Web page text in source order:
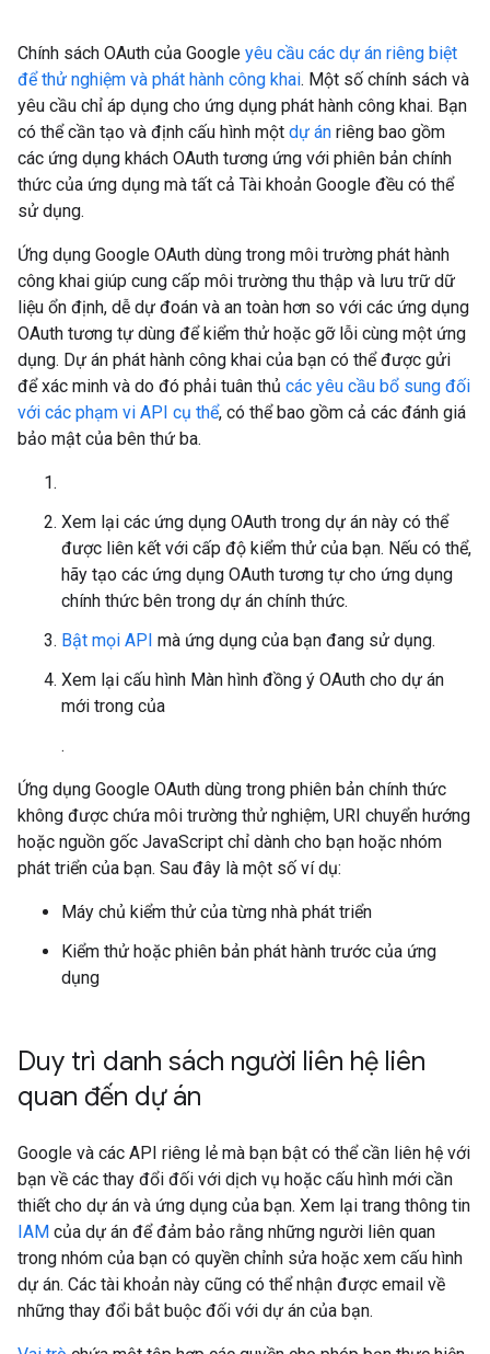
Chính sách OAuth của Google yêu cầu các dự án riêng biệt
để thử nghiệm và phát hành công khai. Một số chính sách và
yêu cầu chỉ áp dụng cho ứng dụng phát hành công khai. Bạn
có thể cần tạo và định cấu hình một dự án riêng bao gồm
các ứng dụng khách OAuth tương ứng với phiên bản chính
thức của ứng dụng mà tất cả Tài khoản Google đều có thể
sử dụng.
Ứng dụng Google OAuth dùng trong môi trường phát hành
công khai giúp cung cấp môi trường thu thập và lưu trữ dữ
liệu ổn định, dễ dự đoán và an toàn hơn so với các ứng dụng
OAuth tương tự dùng để kiểm thử hoặc gỡ lỗi cùng một ứng
dụng. Dự án phát hành công khai của bạn có thể được gửi
để xác minh và do đó phải tuân thủ các yêu cầu bổ sung đối
với các phạm vi API cụ thể, có thể bao gồm cả các đánh giá
bảo mật của bên thứ ba.
Xem lại các ứng dụng OAuth trong dự án này có thể
được liên kết với cấp độ kiểm thử của bạn. Nếu có thể,
hãy tạo các ứng dụng OAuth tương tự cho ứng dụng
chính thức bên trong dự án chính thức.
Bật mọi API mà ứng dụng của bạn đang sử dụng.
Xem lại cấu hình Màn hình đồng ý OAuth cho dự án
mới trong của
.
Ứng dụng Google OAuth dùng trong phiên bản chính thức
không được chứa môi trường thử nghiệm, URI chuyển hướng
hoặc nguồn gốc JavaScript chỉ dành cho bạn hoặc nhóm
phát triển của bạn. Sau đây là một số ví dụ:
Máy chủ kiểm thử của từng nhà phát triển
Kiểm thử hoặc phiên bản phát hành trước của ứng
dụng
Duy trì danh sách người liên hệ liên
quan đến dự án
Google và các API riêng lẻ mà bạn bật có thể cần liên hệ với
bạn về các thay đổi đối với dịch vụ hoặc cấu hình mới cần
thiết cho dự án và ứng dụng của bạn. Xem lại trang thông tin
IAM của dự án để đảm bảo rằng những người liên quan
trong nhóm của bạn có quyền chỉnh sửa hoặc xem cấu hình
dự án. Các tài khoản này cũng có thể nhận được email về
những thay đổi bắt buộc đối với dự án của bạn.